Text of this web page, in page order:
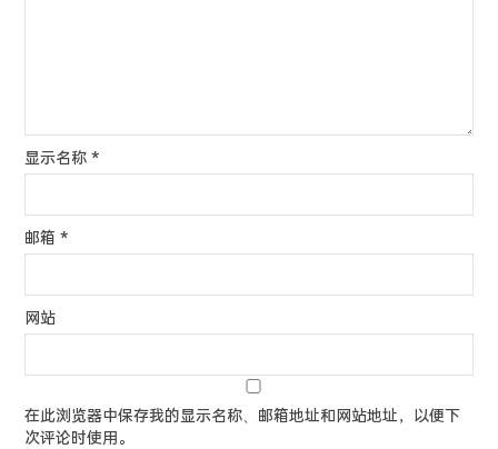
显示名称*
邮箱*
网站
在此浏览器中保存我的显示名称、邮箱地址和网站地址，以便下
次评论时使用。